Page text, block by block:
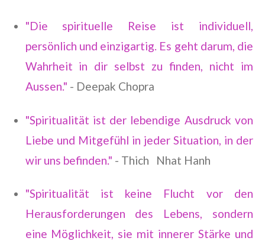
"Die spirituelle Reise ist individuell,
persönlich und einzigartig. Es geht darum, die
Wahrheit in dir selbst zu finden, nicht im
Aussen." - Deepak Chopra
"Spiritualität ist der lebendige Ausdruck von
Liebe und Mitgefühl in jeder Situation, in der
wir uns befinden." - Thich Nhat Hanh
"Spiritualität ist keine Flucht vor den
Herausforderungen des Lebens, sondern
eine Möglichkeit, sie mit innerer Stärke und